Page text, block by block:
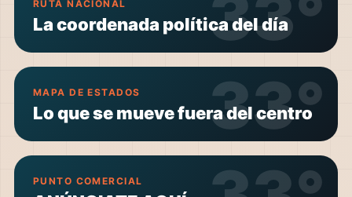
RUTA NACIONAL
La coordenada política del día
MAPA DE ESTADOS
Lo que se mueve fuera del centro
PUNTO COMERCIAL